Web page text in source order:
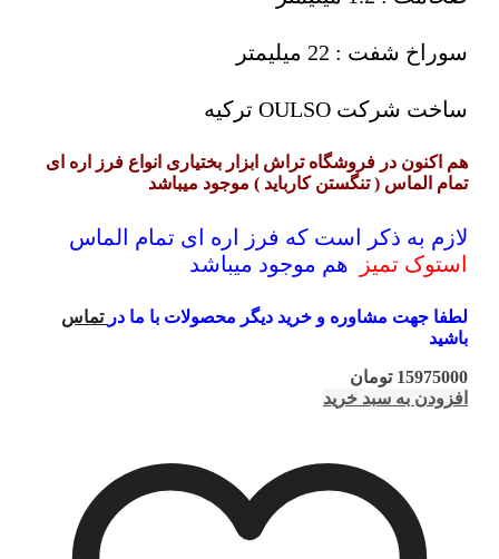
سوراخ شفت : 22 میلیمتر
ساخت شرکت OULSO ترکیه
هم اکنون در فروشگاه تراش ابزار بختیاری انواع فرز اره ای
تمام الماس ( تنگستن کارباید ) موجود میباشد
لازم به ذکر است که فرز اره ای تمام الماس
استوک تمیز
هم موجود میباشد
لطفا جهت مشاوره و خرید دیگر محصولات با ما در تماس
باشید
15975000 تومان
افزودن به سبد خرید